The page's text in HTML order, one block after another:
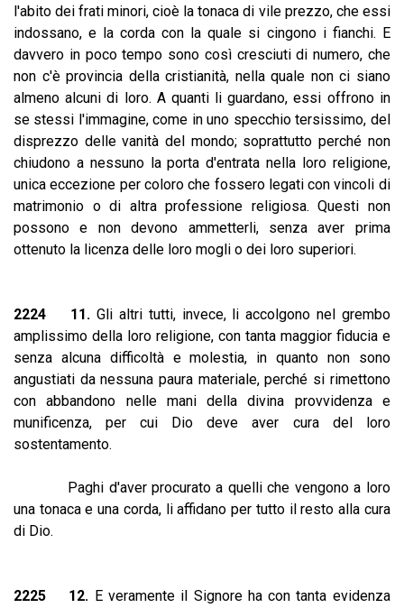
l'abito dei frati minori, cioè la tonaca di vile prezzo, che essi
indossano, e la corda con la quale si cingono i fianchi. E
davvero in poco tempo sono così cresciuti di numero, che
non c'è provincia della cristianità, nella quale non ci siano
almeno alcuni di loro. A quanti li guardano, essi offrono in
se stessi l'immagine, come in uno specchio tersissimo, del
disprezzo delle vanità del mondo; soprattutto perché non
chiudono a nessuno la porta d'entrata nella loro religione,
unica eccezione per coloro che fossero legati con vincoli di
matrimonio o di altra professione religiosa. Questi non
possono e non devono ammetterli, senza aver prima
ottenuto la licenza delle loro mogli o dei loro superiori.
2224 11. Gli altri tutti, invece, li accolgono nel grembo
amplissimo della loro religione, con tanta maggior fiducia e
senza alcuna difficoltà e molestia, in quanto non sono
angustiati da nessuna paura materiale, perché si rimettono
con abbandono nelle mani della divina provvidenza e
munificenza, per cui Dio deve aver cura del loro
sostentamento.
Paghi d'aver procurato a quelli che vengono a loro
una tonaca e una corda, li affidano per tutto il resto alla cura
di Dio.
2225 12. E veramente il Signore ha con tanta evidenza